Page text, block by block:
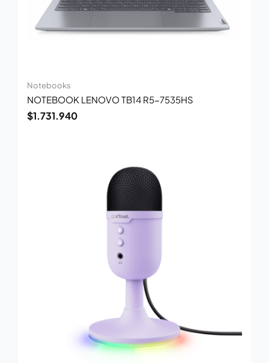
Notebooks
NOTEBOOK LENOVO TB14 R5-7535HS
$1.731.940